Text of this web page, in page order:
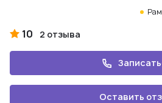
10 2 отзыва
Оставить